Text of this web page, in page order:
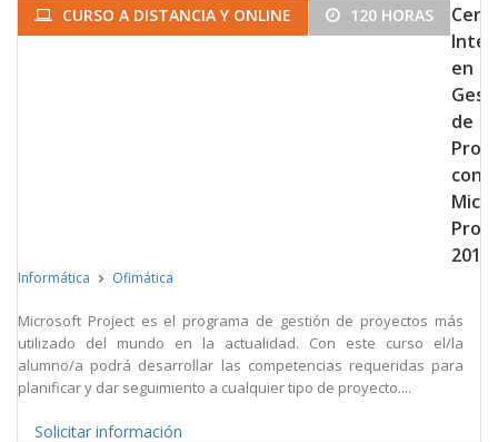
CURSO A DISTANCIA Y ONLINE 120 HORAS
en
de
con
2013
Informática Ofimática
Microsoft Project es el programa de gestión de proyectos más
utilizado del mundo en la actualidad. Con este curso el/la
alumno/a podrá desarrollar las competencias requeridas para
planificar y dar seguimiento a cualquier tipo de proyecto....
Solicitar información